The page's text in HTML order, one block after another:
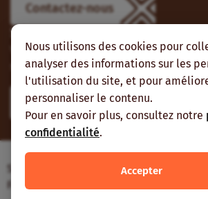
Nous utilisons des cookies pour
analyser des informations sur les
l'utilisation du site, et pour
personnaliser le contenu.
Pour en savoir plus, consultez notre
confidentialité.
Accepter
Contactez-nous
Suivez-nous
Vous pouvez aussi vous abonner à nos
suivre sur les réseaux sociaux.
Site web réalisé avec le soutien de
Française de Développement